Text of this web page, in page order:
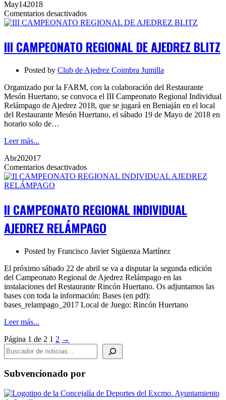
May142018
Comentarios desactivadosen
III
DE
BLITZ
III CAMPEONATO REGIONAL DE AJEDREZ BLITZ
Posted by Club de Ajedrez Coimbra Jumilla
Organizado por la FARM, con la colaboración del Restaurante
Mesón Huertano, se convoca el III Campeonato Regional Individual
Relámpago de Ajedrez 2018, que se jugará en Beniaján en el local
del Restaurante Mesón Huertano, el sábado 19 de Mayo de 2018 en
horario solo de…
Leer más...
Abr202017
Comentarios desactivadosen
II
AJEDREZ
II CAMPEONATO REGIONAL INDIVIDUAL
AJEDREZ RELÁMPAGO
Posted by Francisco Javier Sigüenza Martínez
El próximo sábado 22 de abril se va a disputar la segunda edición
del Campeonato Regional de Ajedrez Relámpago en las
instalaciones del Restaurante Rincón Huertano. Os adjuntamos las
bases con toda la información: Bases (en pdf):
bases_relampago_2017 Local de Juego: Rincón Huertano
Leer más...
Página 1 de 2 1 2 →
BUSCADOR DE NOTICIAS
Subvencionado por